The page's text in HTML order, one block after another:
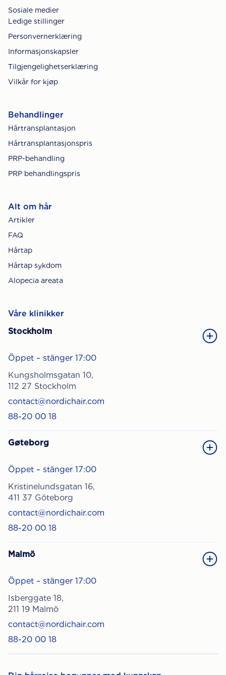
Sosiale medier
Ledige stillinger
Personvernerklæring
Informasjonskapsler
Tilgjengelighetserklæring
Vilkår for kjøp
Behandlinger
Hårtransplantasjon
Hårtransplantasjonspris
PRP-behandling
PRP behandlingspris
Alt om hår
Artikler
FAQ
Hårtap
Hårtap sykdom
Alopecia areata
Våre klinikker
Stockholm
Öppet – stänger 17:00
Kungsholmsgatan 10,
112 27 Stockholm
contact@nordichair.com
88-20 00 18
Gøteborg
Öppet – stänger 17:00
Kristinelundsgatan 16,
411 37 Göteborg
contact@nordichair.com
88-20 00 18
Malmö
Öppet – stänger 17:00
Isberggate 18,
211 19 Malmö
contact@nordichair.com
88-20 00 18